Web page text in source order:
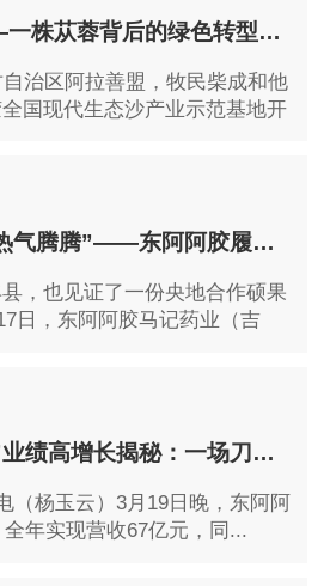
荒漠变“金山” ——一株苁蓉背后的绿色转型之路
治区阿拉善盟，牧民柴成和他
国现代生态沙产业示范基地开
“让家国情怀更加热气腾腾”——东阿阿胶履行社会责任工作纪实
，也见证了一份央地合作硕果
日，东阿阿胶马记药业（吉
东阿阿胶“十四五”业绩高增长揭秘：一场刀刃向内的自我革命
（杨玉云）3月19日晚，东阿阿
年实现营收67亿元，同...